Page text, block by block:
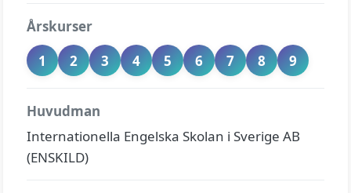
Årskurser
1
2 3 4 5 6 7 8 9
Huvudman
Internationella Engelska Skolan i Sverige AB
(ENSKILD)